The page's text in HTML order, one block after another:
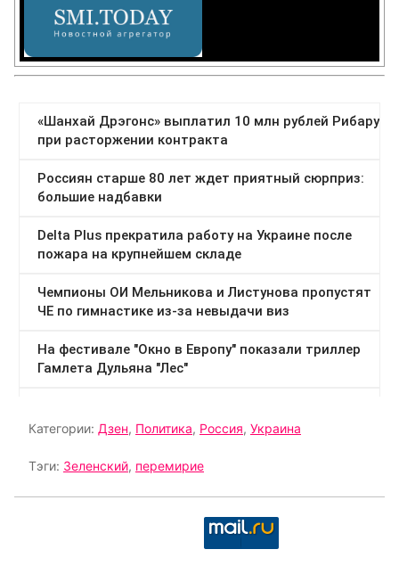
Категории: Дзен, Политика, Россия, Украина
Тэги: Зеленский, перемирие